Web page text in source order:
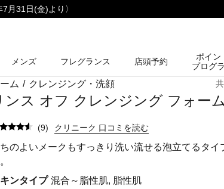
月31日(金)より〉
メンズ フレグランス 店頭予約
ポイン
プログ
ム / クレンジング・洗顔
ンス オフ クレンジング フォーム
(9) クリニーク 口コミを読む
のよいメークもすっきり洗い流せる泡立てるタイ
ンタイプ 混合～脂性肌, 脂性肌